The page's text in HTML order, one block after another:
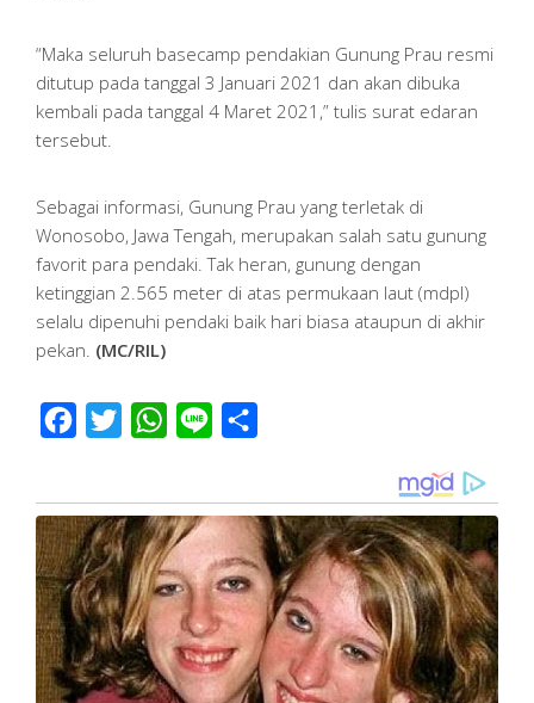
“Maka seluruh basecamp pendakian Gunung Prau resmi
ditutup pada tanggal 3 Januari 2021 dan akan dibuka
kembali pada tanggal 4 Maret 2021,” tulis surat edaran
tersebut.
Sebagai informasi, Gunung Prau yang terletak di
Wonosobo, Jawa Tengah, merupakan salah satu gunung
favorit para pendaki. Tak heran, gunung dengan
ketinggian 2.565 meter di atas permukaan laut (mdpl)
selalu dipenuhi pendaki baik hari biasa ataupun di akhir
pekan. (MC/RIL)
Facebook
Twitter WhatsApp
Line